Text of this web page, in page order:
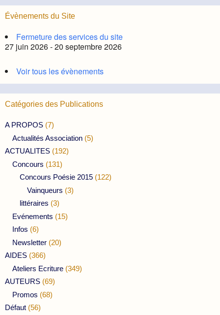
Évènements du Site
Fermeture des services du site
27 juin 2026 - 20 septembre 2026
Voir tous les évènements
Catégories des Publications
A PROPOS (7)
Actualités Association (5)
ACTUALITES (192)
Concours (131)
Concours Poésie 2015 (122)
Vainqueurs (3)
littéraires (3)
Evénements (15)
Infos (6)
Newsletter (20)
AIDES (366)
Ateliers Ecriture (349)
AUTEURS (69)
Promos (68)
Défaut (56)